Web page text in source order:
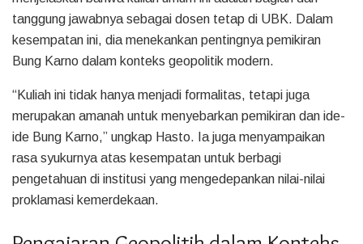
tanggung jawabnya sebagai dosen tetap di UBK. Dalam
kesempatan ini, dia menekankan pentingnya pemikiran
Bung Karno dalam konteks geopolitik modern.
“Kuliah ini tidak hanya menjadi formalitas, tetapi juga
merupakan amanah untuk menyebarkan pemikiran dan ide-
ide Bung Karno,” ungkap Hasto. Ia juga menyampaikan
rasa syukurnya atas kesempatan untuk berbagi
pengetahuan di institusi yang mengedepankan nilai-nilai
proklamasi kemerdekaan.